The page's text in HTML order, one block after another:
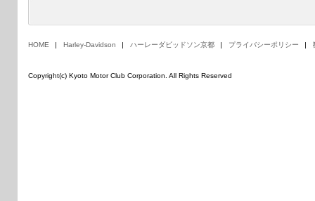
HOME Harley-Davidson ハーレーダビッドソン京都 プライバシーポリシー
Copyright(c) Kyoto Motor Club Corporation. All Rights Reserved